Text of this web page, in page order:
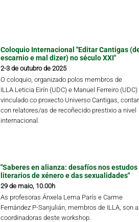
Coloquio Internacional "Editar Cantigas
escarnio e mal dizer) no século XXI"
2-3 de outubro de 2025
O coloquio, organizado polos membros de
ILLA Leticia Eirín (UDC) e Manuel Ferreiro (UDC)
vinculado co proxecto Universo Cantigas,
con relatores/as de recoñecido prestixio a nivel
internacional.
"Saberes en alianza: desafíos nos estudos
literarios de xénero e das sexualidades"
29 de maio, 10.00h
As profesoras Ánxela Lema París e Carme
Fernández P-Sanjulián, membros de ILLA, son
coordinadoras deste workshop.